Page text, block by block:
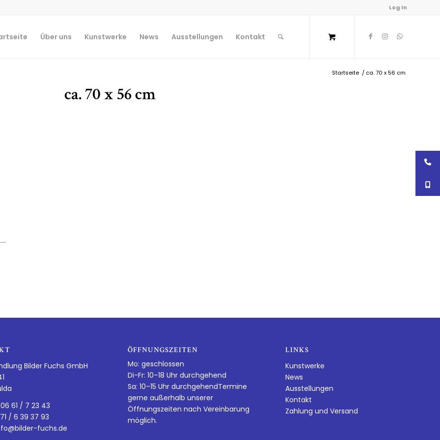
Log In
Über uns Kunstwerke News Ausstellungen Kontakt
Startseite / ca. 70 x 56 cm
ca. 70 x 56 cm
Bilder Fuchs GmbH
61 / 7 23 43
/ 6 39 37 93
fuchs.de
ÖFFNUNGSZEITEN
Mo: geschlossen
Di-Fr: 10–18 Uhr durchgehend
Sa: 10–15 Uhr durchgehendTermine
gerne außerhalb unserer
Öffnungszeiten nach Vereinbarung
möglich.
LINKS
Kunstwerke
News
Ausstellungen
Kontakt
Zahlung und Versand